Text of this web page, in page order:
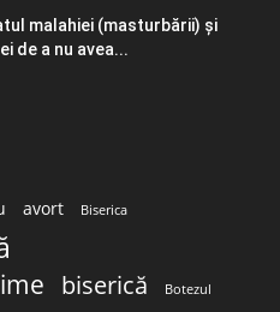
malahiei (masturbării) şi
de a nu avea...
avort Biserica
biserică Botezul